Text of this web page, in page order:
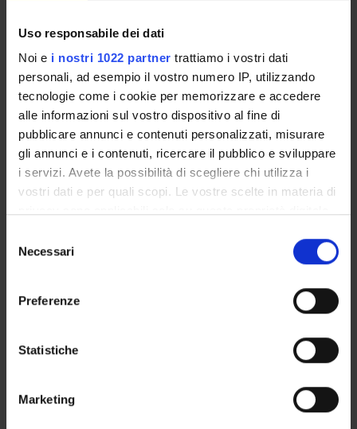
Uso responsabile dei dati
Noi e i nostri 1022 partner trattiamo i vostri dati
personali, ad esempio il vostro numero IP, utilizzando
tecnologie come i cookie per memorizzare e accedere
alle informazioni sul vostro dispositivo al fine di
pubblicare annunci e contenuti personalizzati, misurare
gli annunci e i contenuti, ricercare il pubblico e sviluppare
i servizi. Avete la possibilità di scegliere chi utilizza i
vostri dati e per quali scopi. Le vostre scelte in materia di
modificare o revocare il proprio consenso in qualsiasi
momento dalla Dichiarazione sui cookie o facendo clic
raccogliere informazioni sulla tua posizione
geografica, con un'approssimazione di qualche
Identificare il tuo dispositivo, scansionandolo
delNecessari
Preferenze
Statistiche
Marketing
Pere Ara Bertrán
Universitat Autònoma de Barcelona Matematica
AREE DI RICERCA COINVOLTE DAL PROGETTO
Algebra, Geometria e Logica Matematica
Associative rings and algebras
AREE DI RICERCA
GRUPPI DI RICERCA